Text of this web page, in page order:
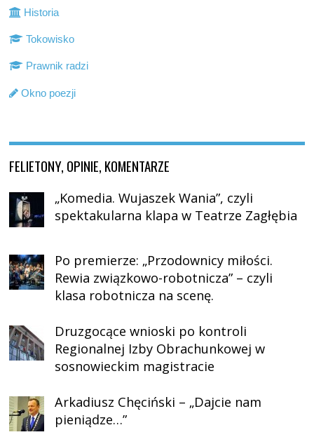
Historia
Tokowisko
Prawnik radzi
Okno poezji
FELIETONY, OPINIE, KOMENTARZE
„Komedia. Wujaszek Wania”, czyli
spektakularna klapa w Teatrze Zagłębia
Po premierze: „Przodownicy miłości.
Rewia związkowo-robotnicza” – czyli
klasa robotnicza na scenę.
Druzgocące wnioski po kontroli
Regionalnej Izby Obrachunkowej w
sosnowieckim magistracie
Arkadiusz Chęciński – „Dajcie nam
pieniądze…”